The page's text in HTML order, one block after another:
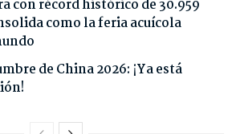
con récord histórico de 30.959
como la feria acuícola
de China 2026: ¡Ya está